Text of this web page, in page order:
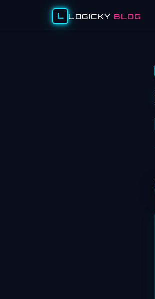
L LOGICKY BLOG